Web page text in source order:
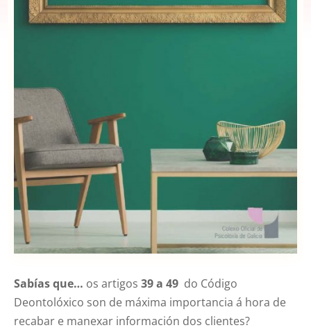
Sabías que… os artigos39 a 49 do Código
Deontolóxico son de máxima importancia á hora de
recabar e manexar información dos clientes?